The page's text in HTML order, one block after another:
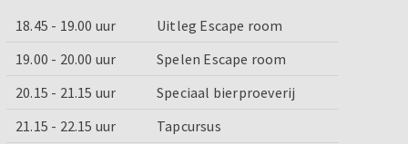
18.45 - 19.00 uur
Uitleg Escape room
19.00 - 20.00 uur
Spelen Escape room
20.15 - 21.15 uur
Speciaal bierproeverij
21.15 - 22.15 uur
Tapcursus